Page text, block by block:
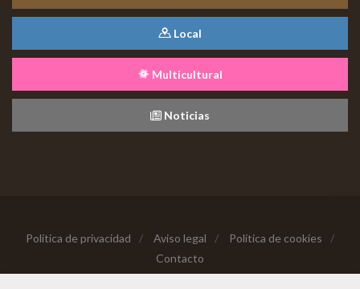
Local
Multicultural
Noticias
Política de privacidad / Aviso legal / Política de cookies
/
Contacto